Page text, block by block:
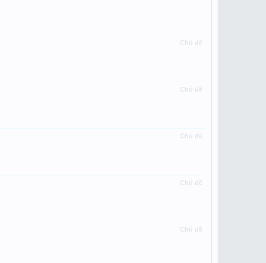
Chủ đề
Chủ đề
Chủ đề
Chủ đề
Chủ đề